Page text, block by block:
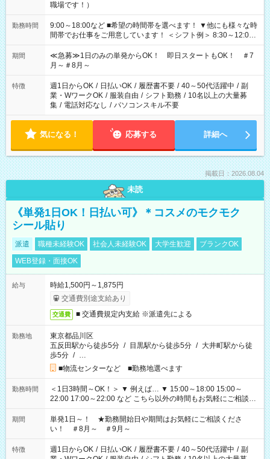
職場です！）
勤務時間
9:00～18:00など ■希望の時間帯を選べます！ ▼他にも様々な時
間帯でお仕事をご用意しています！ ＜シフト例＞ 8:30～12:00
17:00～22:00 13:00～22:00 22:00～翌6:00 など
期間
≪急募≫1日のみの単発からOK！ 即日スタートもOK！ ＃7
月～＃8月～
特徴 週1日からOK / 日払いOK / 履歴書不要 / 40～50代活躍中 / 副
業・WワークOK / 服装自由 / シフト勤務 / 10名以上の大量募
集 / 電話対応なし / パソコンスキル不要
気になる！ 応募する 詳細へ
掲載日：2026.08.04
未読
《単発1日OK！日払い可》＊コスメのモクモク
シール貼り
派遣 職種未経験OK 社会人未経験OK 大学生歓迎
ブランクOK
WEB登録・面接OK
給与
時給1,500円～1,875円
交通費別途支給あり
交通費 ■ 交通費規定内支給 ※派遣先による
勤務地
東京都品川区
五反田駅から徒歩5分 / 目黒駅から徒歩5分 / 大井町駅から徒
歩5分 / …
■物流センターなど ■勤務地選べます
勤務時間
＜1日3時間～OK！＞ ▼ 例えば… ▼ 15:00～18:00 15:00～
22:00 17:00～22:00 など こちら以外の時間もお気軽にご相談く
ださい！
期間
単発1日～！ ★勤務開始日や期間はお気軽にご相談くださ
い！ ＃8月～ ＃9月～
特徴 週1日からOK / 日払いOK / 履歴書不要 / 40～50代活躍中 / 副